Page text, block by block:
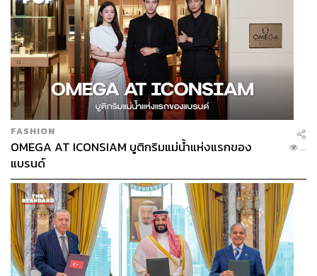
FASHION
OMEGA AT ICONSIAM บูติกริมแม่น้ำแห่งแรกของ
แบรนด์
...